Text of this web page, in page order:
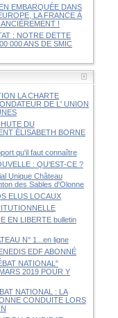
EMBARQUÉE DANS
LA FRANCE À
!
: NOTRE DETTE
000 ANS DE SMIC
LA CHARTE
DE L' UNION
DU
ÉLISABETH BORNE
qu'il faut connaître
: QU'EST-CE ?
Unique Château
des Sables d'Olonne
ELUS LOCAUX
EN LIBERTE bulletin
N° 1...en ligne
EDF ABONNÉ
NATIONAL"
2019 POUR Y
NATIONAL : LA
CONDUITE LORS